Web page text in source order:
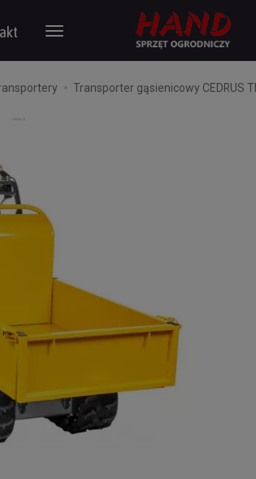
Transporter gąsienicowy CEDRUS